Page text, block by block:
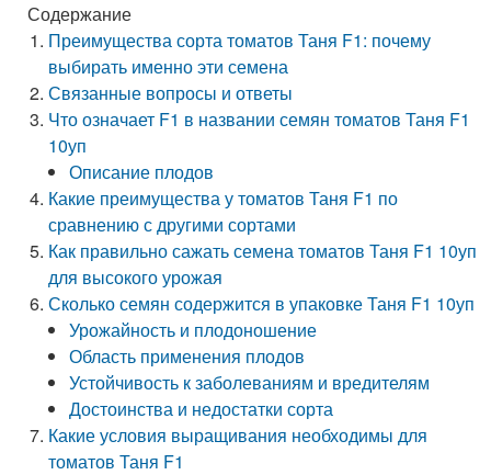
Содержание
Преимущества сорта томатов Таня F1: почему
выбирать именно эти семена
Связанные вопросы и ответы
Что означает F1 в названии семян томатов Таня F1
10уп
Описание плодов
Какие преимущества у томатов Таня F1 по
сравнению с другими сортами
Как правильно сажать семена томатов Таня F1 10уп
для высокого урожая
Сколько семян содержится в упаковке Таня F1 10уп
Урожайность и плодоношение
Область применения плодов
Устойчивость к заболеваниям и вредителям
Достоинства и недостатки сорта
Какие условия выращивания необходимы для
томатов Таня F1